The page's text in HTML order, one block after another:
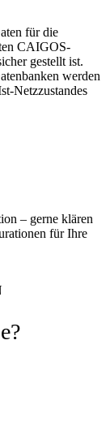
für die
CAIGOS-
gestellt ist.
werden
Netzzustandes
– gerne klären
für Ihre